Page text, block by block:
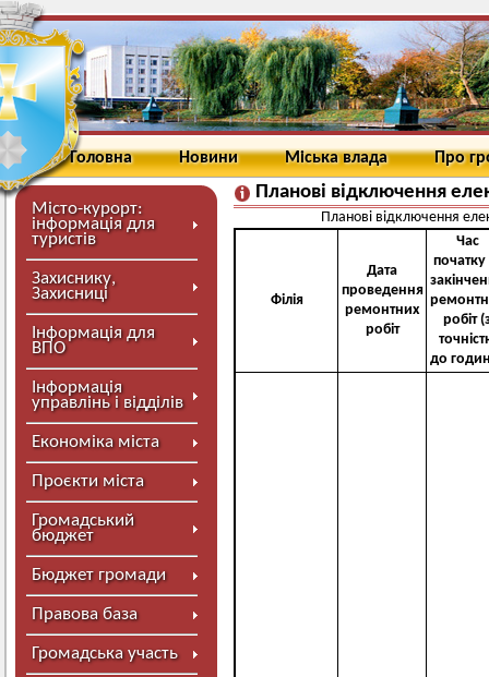
Головна Новини Міська влада Про
Місто-курорт:
інформація для
туристів
Захиснику,
Захисниці
Інформація для
ВПО
Інформація
управлінь і відділів
Економіка міста
Проєкти міста
Громадський
бюджет
Бюджет громади
Правова база
Громадська участь
Планові відключення
Планові відключення
Філія
Дата
проведення
ремонтних
робіт
Час
початку
робіт
до